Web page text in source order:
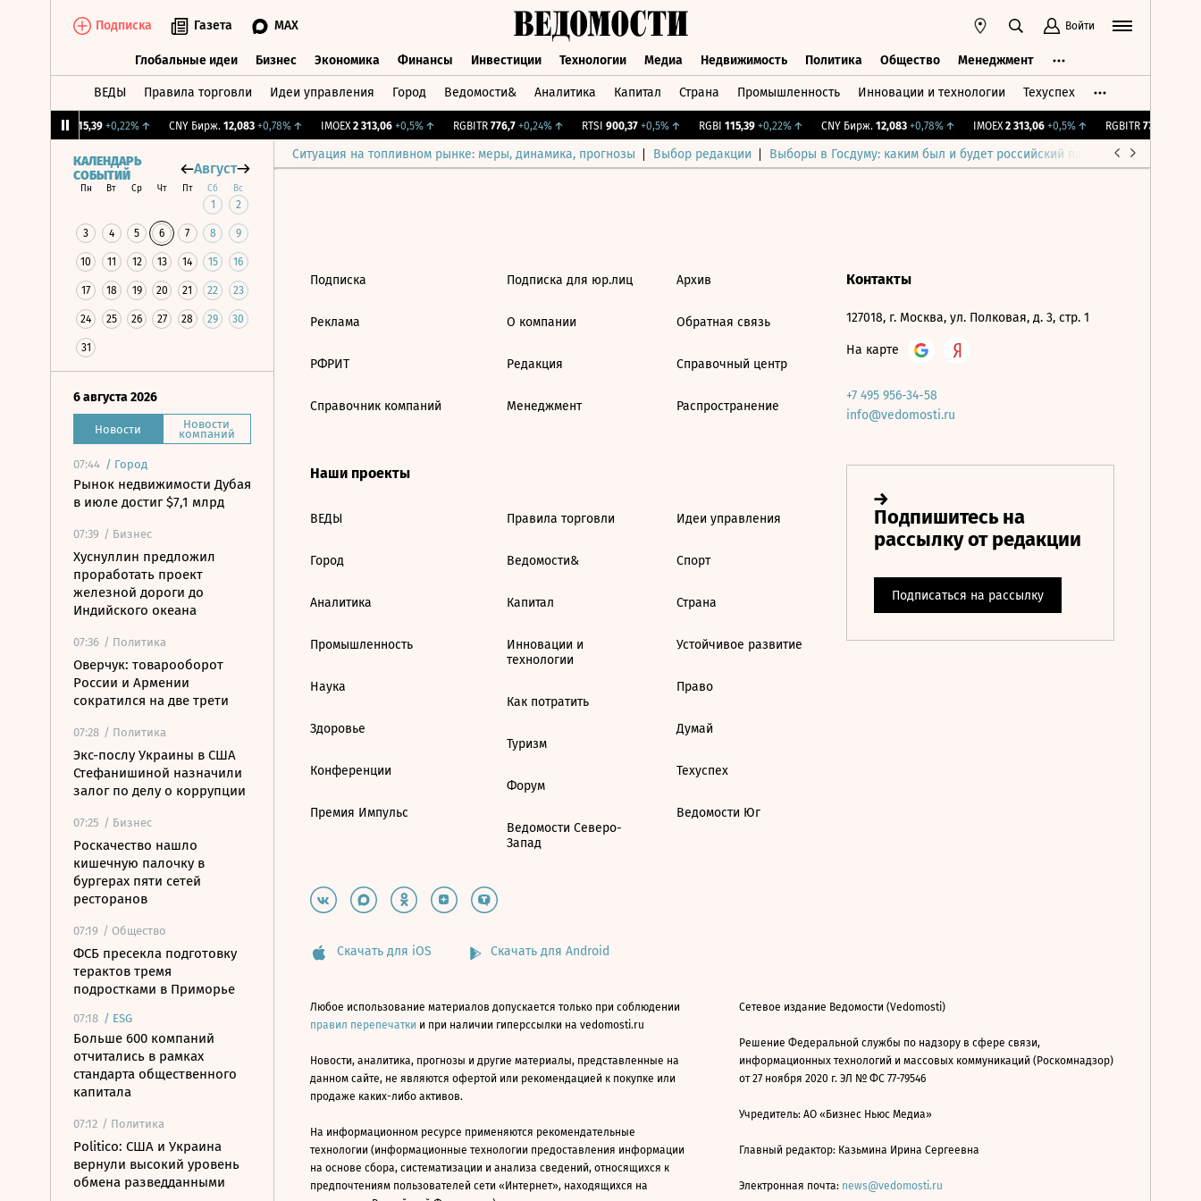
Подписка Газета MAX Войти
Глобальные идеи Бизнес Экономика Финансы Инвестиции Технологии Медиа Недвижимость Политика Общество Менеджмент
ВЕДЫ Правила торговли Идеи управления Город Ведомости& Аналитика Капитал Страна Промышленность Инновации и технологии Техуспех
115,39 +0,22%↑ CNY Бирж. 12,083 +0,78%↑ IMOEX 2 313,06 +0,5%↑ RGBITR 776,7 +0,24%↑ RTSI 900,37 +0,5%↑ RGBI 115,39 +0,22%↑ CNY Бирж. 12,083 +0,78%↑ IMOEX 2 313,06 +0,5%↑ RGBITR 776,7
Ситуация на топливном рынке: меры, динамика, прогнозы Выбор редакции Выборы в Госдуму: каким был и будет российский парламент
КАЛЕНДАРЬ
СОБЫТИЙ
Август
Пн Вт Ср Чт Пт Сб Вс
1 2
3 4 5 6 7 8 9
10 11 12 13 14 15 16
17 18 19 20 21 22 23
24 25 26 27 28 29 30
31
6 августа 2026
Новости Новости
компаний
07:44 / Город
Рынок недвижимости Дубая
в июле достиг $7,1 млрд
07:39 / Бизнес
Хуснуллин предложил
проработать проект
железной дороги до
Индийского океана
07:36 / Политика
Оверчук: товарооборот
России и Армении
сократился на две трети
07:28 / Политика
Экс-послу Украины в США
Стефанишиной назначили
залог по делу о коррупции
07:25 / Бизнес
Роскачество нашло
кишечную палочку в
бургерах пяти сетей
ресторанов
07:19 / Общество
ФСБ пресекла подготовку
терактов тремя
подростками в Приморье
07:18 / ESG
Больше 600 компаний
отчитались в рамках
стандарта общественного
капитала
07:12 / Политика
Politico: США и Украина
вернули высокий уровень
обмена разведданными
Подписка
Реклама
РФРИТ
Справочник компаний
Подписка для юр.лиц
О компании
Редакция
Менеджмент
Архив
Обратная связь
Справочный центр
Распространение
Наши проекты
ВЕДЫ
Город
Аналитика
Промышленность
Наука
Здоровье
Конференции
Премия Импульс
Правила торговли
Ведомости&
Капитал
Инновации и
технологии
Как потратить
Туризм
Форум
Ведомости Северо-
Запад
Идеи управления
Спорт
Страна
Устойчивое развитие
Право
Думай
Техуспех
Ведомости Юг
Контакты
127018, г. Москва, ул. Полковая, д. 3, стр. 1
На карте
+7 495 956-34-58
info@vedomosti.ru
Скачать для iOS Скачать для Android
Любое использование материалов допускается только при соблюдении
правил перепечатки и при наличии гиперссылки на vedomosti.ru
Новости, аналитика, прогнозы и другие материалы, представленные на
данном сайте, не являются офертой или рекомендацией к покупке или
продаже каких-либо активов.
На информационном ресурсе применяются рекомендательные
технологии (информационные технологии предоставления информации
на основе сбора, систематизации и анализа сведений, относящихся к
предпочтениям пользователей сети «Интернет», находящихся на
Сетевое издание Ведомости (Vedomosti)
Решение Федеральной службы по надзору в сфере связи,
информационных технологий и массовых коммуникаций (Роскомнадзор)
от 27 ноября 2020 г. ЭЛ № ФС 77-79546
Учредитель: АО «Бизнес Ньюс Медиа»
Главный редактор: Казьмина Ирина Сергеевна
Электронная почта: news@vedomosti.ru